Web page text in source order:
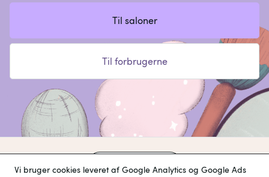
Til saloner
Til forbrugerne
Vi bruger cookies leveret af Google Analytics og Google Ads